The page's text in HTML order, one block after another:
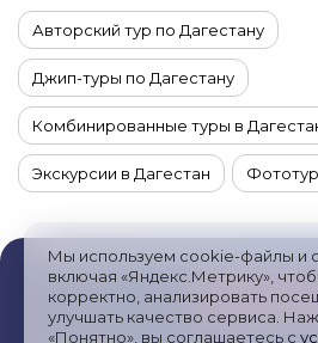
Мы используем cookie-файлы и
включая «Яндекс.Метрику»,
корректно, анализировать
улучшать качество сервиса.
«Понятно», вы соглашаетесь с
Авторский тур по Дагестану
Джип-туры по Дагестану
Комбинированные туры в
Экскурсии в Дагестан
Туры в Дагестан из Санкт-
Походы по Дагестану